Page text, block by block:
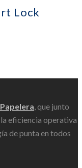
Lock
, que junto
eficiencia operativa
de punta en todos